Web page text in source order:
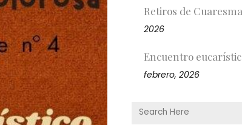
Retiros de
2026
Encuentro
febrero, 2026